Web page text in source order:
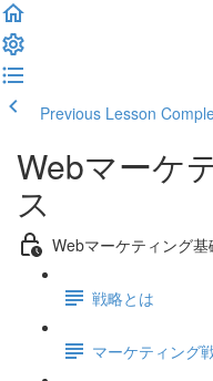
Previous Lesson
Webマーケ
ス
Webマーケティング基
戦略とは
マーケティング